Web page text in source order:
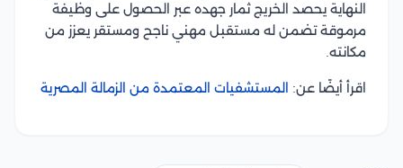
النهاية يحصد الخريج ثمار جهده عبر الحصول على وظيفة
مرموقة تضمن له مستقبل مهني ناجح ومستقر يعزز من
مكانته.
اقرأ أيضًا عن: المستشفيات المعتمدة من الزمالة المصرية